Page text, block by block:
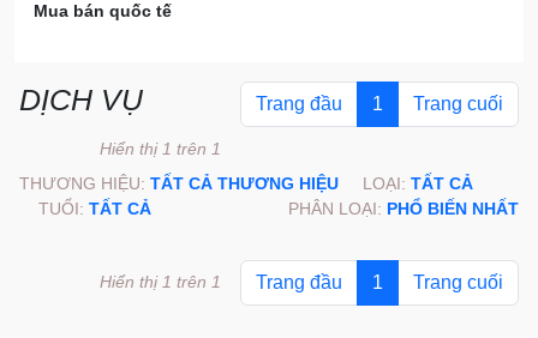
Mua bán quốc tế
DỊCH VỤ Trang đầu 1 Trang cuối
Hiển thị 1 trên 1
THƯƠNG HIỆU: TẤT CẢ THƯƠNG HIỆU LOẠI: TẤT CẢ
TUỔI: TẤT CẢ PHÂN LOẠI: PHỔ BIẾN NHẤT
Trang đầu 1 Trang cuối
Hiển thị 1 trên 1